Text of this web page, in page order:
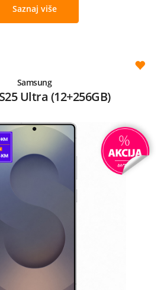
Saznaj više
Samsung
Ultra (12+256GB)